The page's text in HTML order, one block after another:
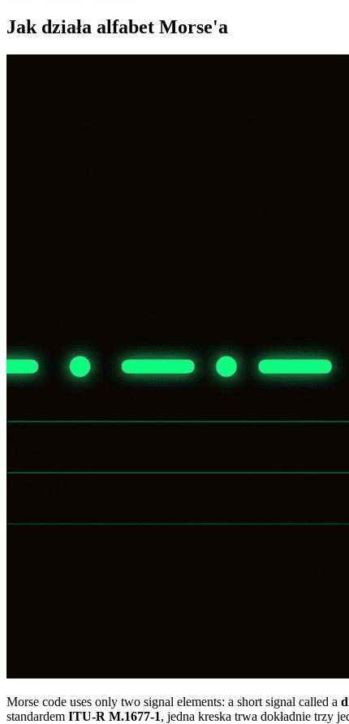
Jak działa alfabet Morse'a
Morse code uses only two signal elements: a short signal called a
standardem ITU-R M.1677-1, jedna kreska trwa dokładnie trzy